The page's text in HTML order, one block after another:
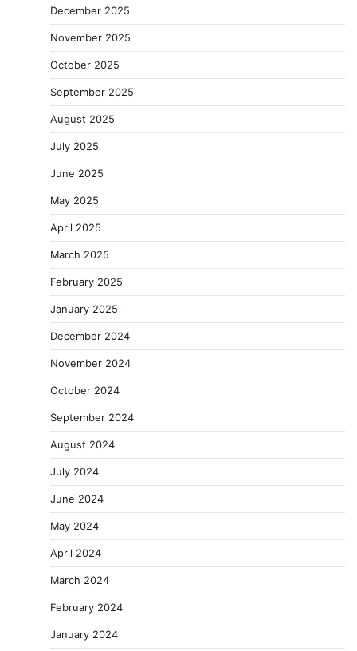
December 2025
November 2025
October 2025
September 2025
August 2025
July 2025
June 2025
May 2025
April 2025
March 2025
February 2025
January 2025
December 2024
November 2024
October 2024
September 2024
August 2024
July 2024
June 2024
May 2024
April 2024
March 2024
February 2024
January 2024